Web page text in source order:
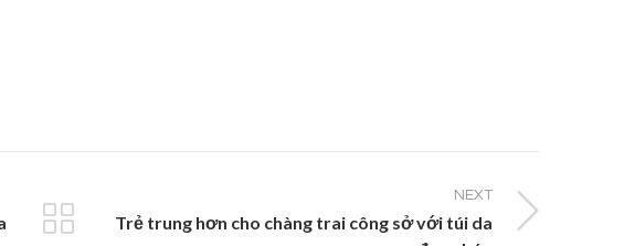
NEXT
Trẻ trung hơn cho chàng trai công sở với túi da